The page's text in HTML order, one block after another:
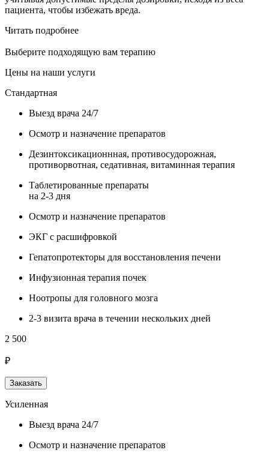
пациента, чтобы избежать вреда.
Читать подробнее
Выберите подходящую вам терапию
Цены на наши услуги
Стандартная
Выезд врача 24/7
Осмотр и назначение препаратов
Дезинтоксикационнная, противосудорожная,
противорвотная, седативная, витаминная терапия
Таблетированные препараты
на 2-3 дня
Осмотр и назначение препаратов
ЭКГ с расшифровкой
Гепатопротекторы для восстановления печени
Инфузионная терапия почек
Ноотропы для головного мозга
2-3 визита врача в течении нескольких дней
2 500
₽
Заказать
Усиленная
Выезд врача 24/7
Осмотр и назначение препаратов